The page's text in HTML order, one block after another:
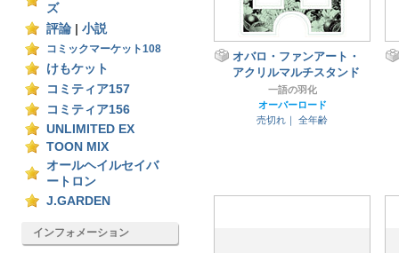
ズ
評論
小説
コミックマーケット108
けもケット
コミティア157
コミティア156
UNLIMITED EX
TOON MIX
オールヘイルセイバ
ートロン
J.GARDEN
インフォメーション
オバロ・ファンアート・
アクリルマルチスタンド
一語の羽化
オーバーロード
売切れ｜
全年齢